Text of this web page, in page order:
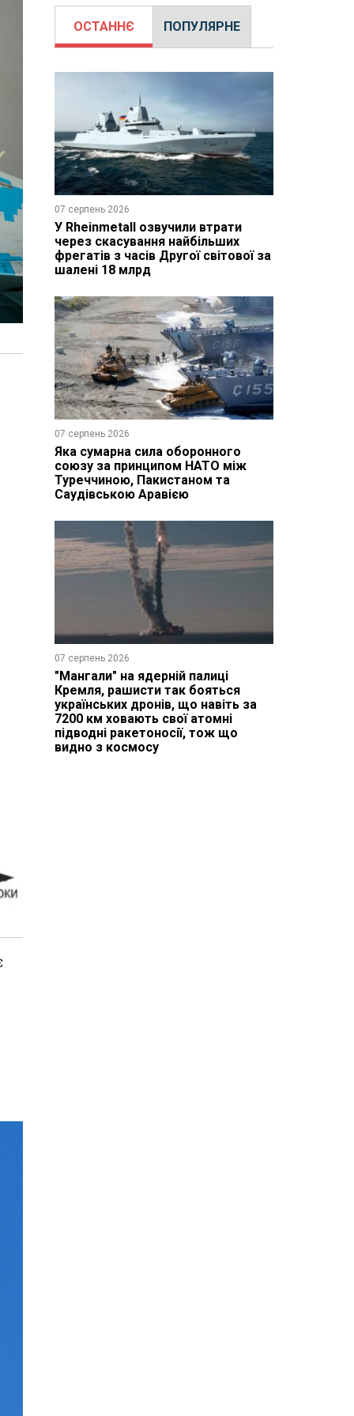
ОСТАННЄ ПОПУЛЯРНЕ
07 серпень 2026
У Rheinmetall озвучили втрати
через скасування найбільших
фрегатів з часів Другої світової за
шалені 18 млрд
07 серпень 2026
Яка сумарна сила оборонного
союзу за принципом НАТО між
Туреччиною, Пакистаном та
Саудівською Аравією
07 серпень 2026
"Мангали" на ядерній палиці
Кремля, рашисти так бояться
українських дронів, що навіть за
7200 км ховають свої атомні
підводні ракетоносії, тож що
видно з космосу